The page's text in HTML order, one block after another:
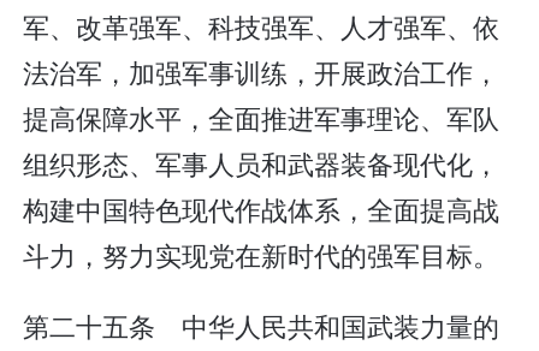
军、改革强军、科技强军、人才强军、依
法治军，加强军事训练，开展政治工作，
提高保障水平，全面推进军事理论、军队
组织形态、军事人员和武器装备现代化，
构建中国特色现代作战体系，全面提高战
斗力，努力实现党在新时代的强军目标。
第二十五条 中华人民共和国武装力量的